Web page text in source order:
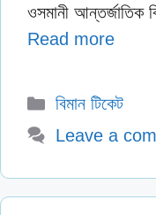
ওসমানী আন্তর্জাতিক
Read more
Categories
বিমান টিকেট
Leave a